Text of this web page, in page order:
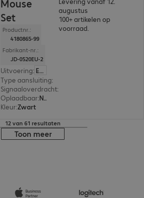
Mouse
Set
Productnr.:
4180865-99
Fabrikant-nr.:
JD-0520EU-2
Uitvoering: Europa (Engels)
Type aansluiting:
Signaaloverdracht:
Oplaadbaar: Nee
Kleur:Zwart
augustus
100+ artikelen op
voorraad.
12 van 61 resultaten
Toon meer